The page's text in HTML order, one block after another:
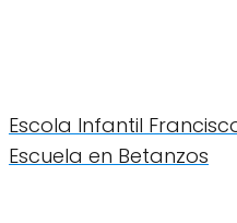
Escola Infantil
Escuela en Betanzos